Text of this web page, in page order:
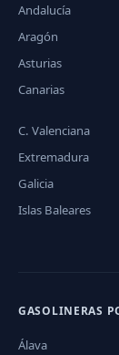
Andalucía
Aragón
Asturias
Canarias
C. Valenciana
Extremadura
Galicia
Islas Baleares
GASOLINERAS
Álava